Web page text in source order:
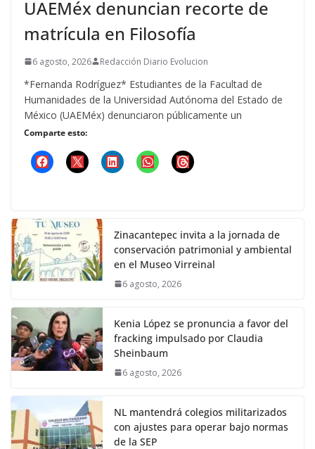
UAEMéx denuncian recorte de
matrícula en Filosofía
6 agosto, 2026 Redacción Diario Evolucion
*Fernanda Rodríguez* Estudiantes de la Facultad de
Humanidades de la Universidad Autónoma del Estado de
México (UAEMéx) denunciaron públicamente un
Comparte esto:
Zinacantepec invita a la jornada de
conservación patrimonial y ambiental
en el Museo Virreinal
6 agosto, 2026
Kenia López se pronuncia a favor del
fracking impulsado por Claudia
Sheinbaum
6 agosto, 2026
NL mantendrá colegios militarizados
con ajustes para operar bajo normas
de la SEP